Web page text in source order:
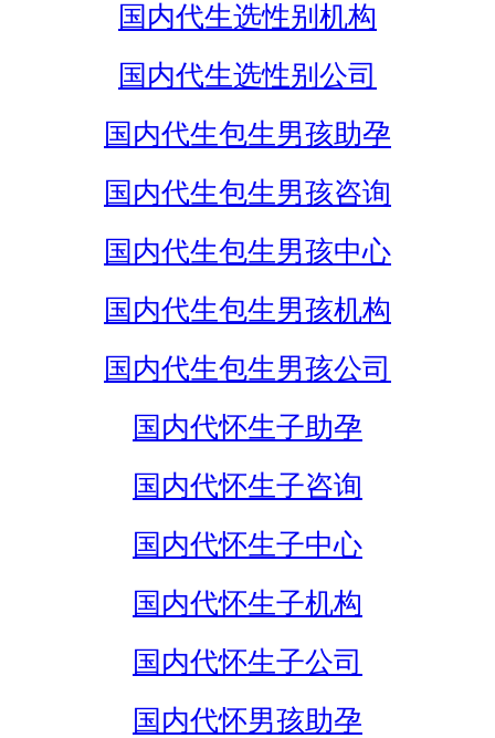
国内代生选性别机构
国内代生选性别公司
国内代生包生男孩助孕
国内代生包生男孩咨询
国内代生包生男孩中心
国内代生包生男孩机构
国内代生包生男孩公司
国内代怀生子助孕
国内代怀生子咨询
国内代怀生子中心
国内代怀生子机构
国内代怀生子公司
国内代怀男孩助孕